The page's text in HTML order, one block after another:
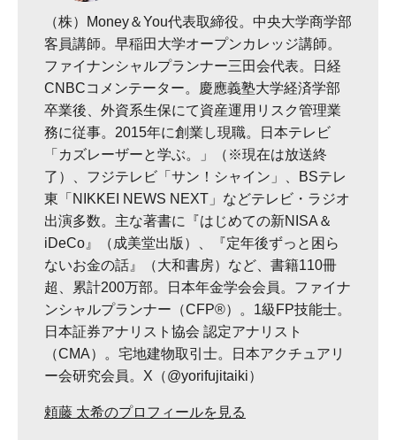
（株）Money＆You代表取締役。中央大学商学部
客員講師。早稲田大学オープンカレッジ講師。
ファイナンシャルプランナー三田会代表。日経
CNBCコメンテーター。慶應義塾大学経済学部
卒業後、外資系生保にて資産運用リスク管理業
務に従事。2015年に創業し現職。日本テレビ
「カズレーザーと学ぶ。」（※現在は放送終
了）、フジテレビ「サン！シャイン」、BSテレ
東「NIKKEI NEWS NEXT」などテレビ・ラジオ
出演多数。主な著書に『はじめての新NISA＆
iDeCo』（成美堂出版）、『定年後ずっと困ら
ないお金の話』（大和書房）など、書籍110冊
超、累計200万部。日本年金学会会員。ファイナ
ンシャルプランナー（CFP®）。1級FP技能士。
日本証券アナリスト協会 認定アナリスト
（CMA）。宅地建物取引士。日本アクチュアリ
ー会研究会員。X（@yorifujitaiki）
頼藤 太希のプロフィールを見る